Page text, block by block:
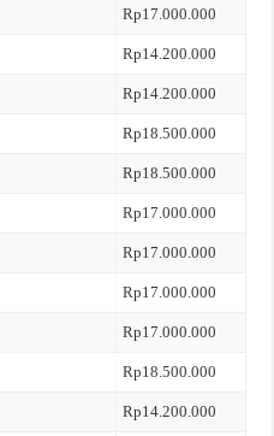
Rp17.000.000
Rp14.200.000
Rp14.200.000
Rp18.500.000
Rp18.500.000
Rp17.000.000
Rp17.000.000
Rp17.000.000
Rp17.000.000
Rp18.500.000
Rp14.200.000